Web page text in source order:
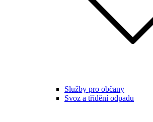
Služby pro občany
Svoz a třídění odpadu